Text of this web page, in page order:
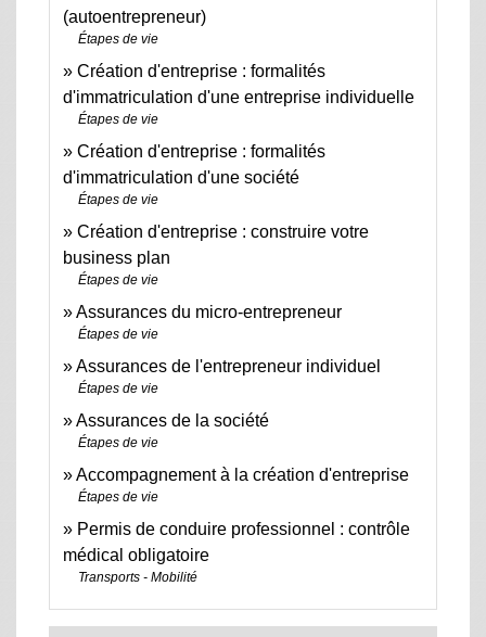
(autoentrepreneur)
Étapes de vie
Création d'entreprise : formalités
d'immatriculation d'une entreprise individuelle
Étapes de vie
Création d'entreprise : formalités
d'immatriculation d'une société
Étapes de vie
Création d'entreprise : construire votre
business plan
Étapes de vie
Assurances du micro-entrepreneur
Étapes de vie
Assurances de l'entrepreneur individuel
Étapes de vie
Assurances de la société
Étapes de vie
Accompagnement à la création d'entreprise
Étapes de vie
Permis de conduire professionnel : contrôle
médical obligatoire
Transports - Mobilité